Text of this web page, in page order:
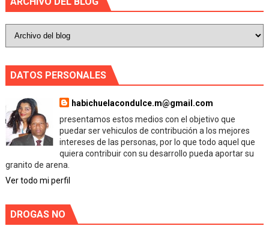
DATOS PERSONALES
habichuelacondulce.m@gmail.com
presentamos estos medios con el objetivo que
puedar ser vehiculos de contribución a los mejores
intereses de las personas, por lo que todo aquel que
quiera contribuir con su desarrollo pueda aportar su
granito de arena.
Ver todo mi perfil
DROGAS NO